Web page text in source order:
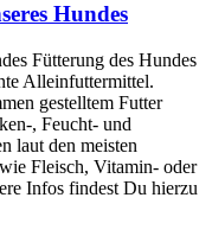
Hundes
Fütterung des Hundes
Alleinfuttermittel.
gestelltem Futter
, Feucht- und
laut den meisten
Fleisch, Vitamin- oder
Infos findest Du hierzu